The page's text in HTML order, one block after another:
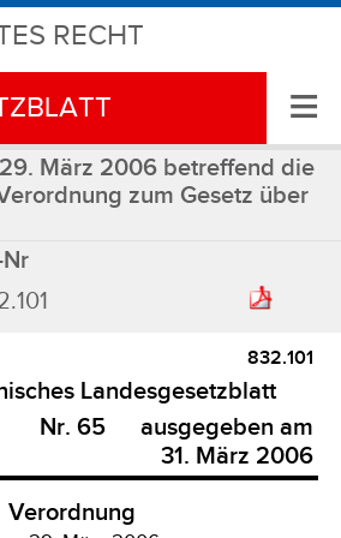
RECHT
≡
März 2006 betreffend die
zum Gesetz über
Nr